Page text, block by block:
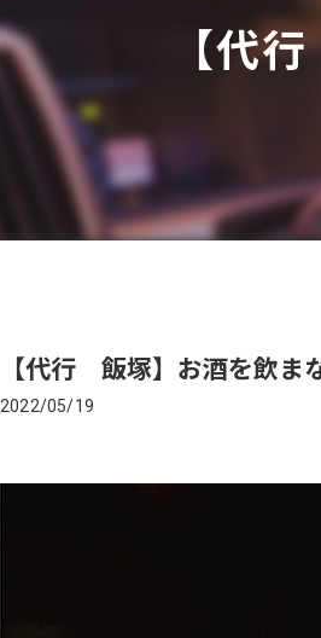
【代
【代行 飯塚】お酒を飲ま
2022/05/19